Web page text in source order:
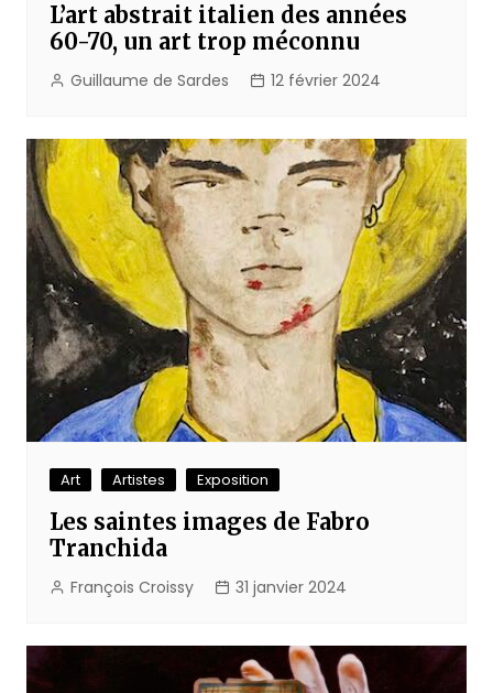
L’art abstrait italien des années
60-70, un art trop méconnu
Guillaume de Sardes 12 février 2024
Art Artistes Exposition
Les saintes images de Fabro
Tranchida
François Croissy 31 janvier 2024